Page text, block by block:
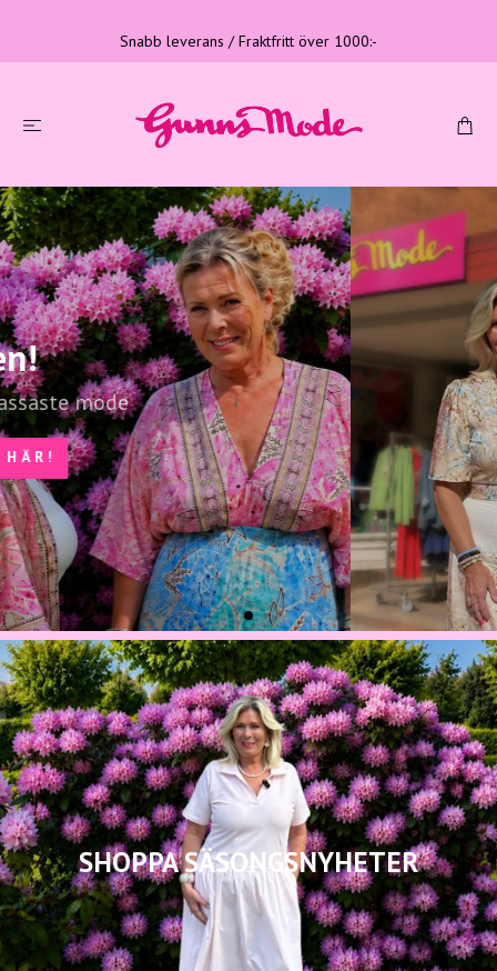
Snabb leverans / Fraktfritt över 1000:-
Tre generationer
Familjeföretag med lång erfarenhet
LÄS MER
SHOPPA SÄSONGSNYHETER